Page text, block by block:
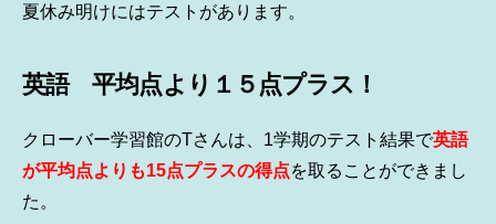
夏休み明けにはテストがあります。
英語 平均点より１５点プラス！
クローバー学習館のTさんは、1学期のテスト結果で英語
が平均点よりも15点プラスの得点を取ることができまし
た。